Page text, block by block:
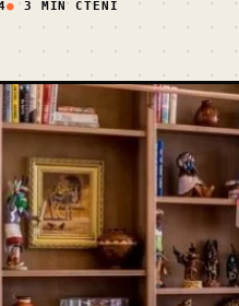
3 MIN ČTENÍ